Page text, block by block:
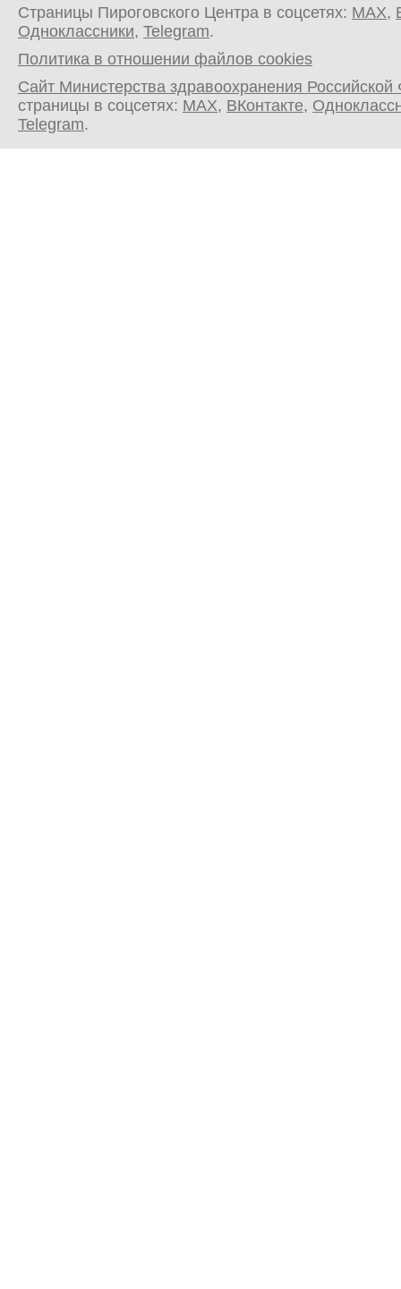
Страницы Пироговского Центра в соцсетях: MAX,
Одноклассники, Telegram.
Политика в отношении файлов cookies
Сайт Министерства здравоохранения
страницы в соцсетях: MAX, ВКонтакте,
Telegram.